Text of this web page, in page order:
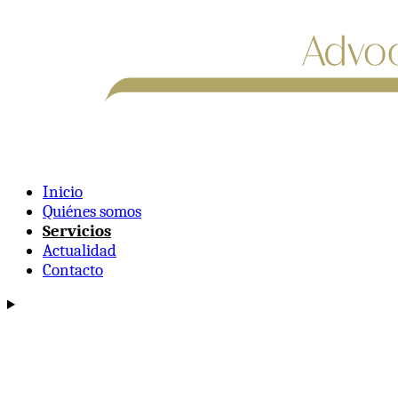
Inicio
Quiénes somos
Servicios
Actualidad
Contacto